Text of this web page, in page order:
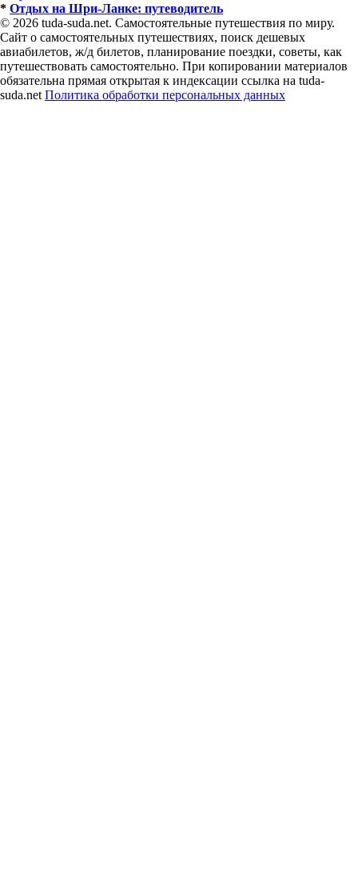
* Отдых на Шри-Ланке: путеводитель
© 2026 tuda-suda.net. Самостоятельные путешествия по миру.
Сайт о самостоятельных путешествиях, поиск дешевых
авиабилетов, ж/д билетов, планирование поездки, советы, как
путешествовать самостоятельно. При копировании материалов
обязательна прямая открытая к индексации ссылка на tuda-
suda.net Политика обработки персональных данных